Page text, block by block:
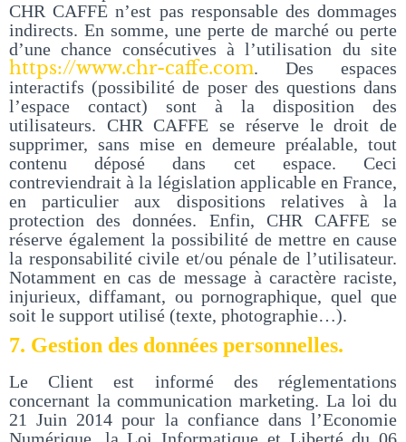
CHR CAFFE n’est pas responsable des dommages
indirects. En somme, une perte de marché ou perte
d’une chance consécutives à l’utilisation du site
https://www.chr-caffe.com. Des espaces
interactifs (possibilité de poser des questions dans
l’espace contact) sont à la disposition des
utilisateurs. CHR CAFFE se réserve le droit de
supprimer, sans mise en demeure préalable, tout
contenu déposé dans cet espace. Ceci
contreviendrait à la législation applicable en France,
en particulier aux dispositions relatives à la
protection des données. Enfin, CHR CAFFE se
réserve également la possibilité de mettre en cause
la responsabilité civile et/ou pénale de l’utilisateur.
Notamment en cas de message à caractère raciste,
injurieux, diffamant, ou pornographique, quel que
soit le support utilisé (texte, photographie…).
7. Gestion des données personnelles.
Le Client est informé des réglementations
concernant la communication marketing. La loi du
21 Juin 2014 pour la confiance dans l’Economie